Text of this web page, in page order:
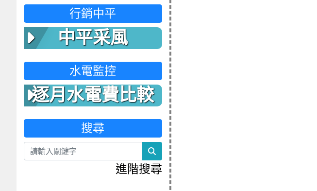
行銷中平
中平采風
水電監控
逐月水電費比較
表
搜尋
search
進階搜尋